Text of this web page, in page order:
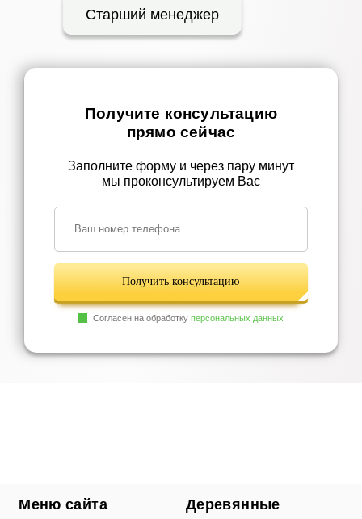
Старший менеджер
Получите консультацию
прямо сейчас
Заполните форму и через пару минут
мы проконсультируем Вас
Получить консультацию
Согласен на обработкуперсональных данных
Меню сайта Деревянные